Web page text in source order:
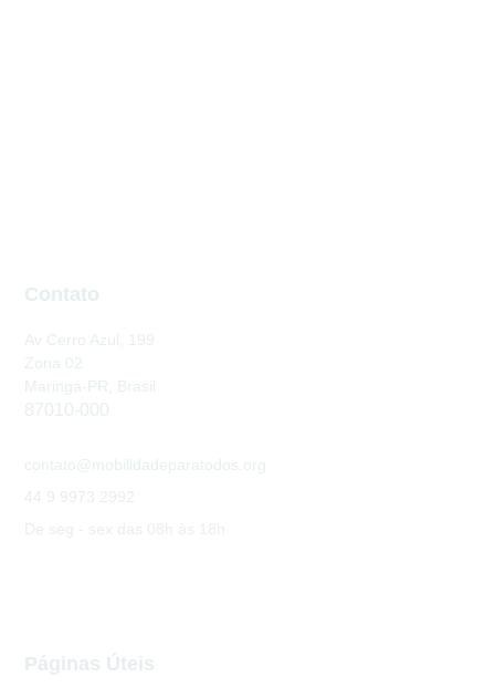
Páginas Úteis
Contato
Av Cerro Azul, 199
Zona 02
Maringá-PR, Brasil
87010-000
contato@mobilidadeparatodos.org
44 9 9973 2992
De seg - sex das 08h às 18h